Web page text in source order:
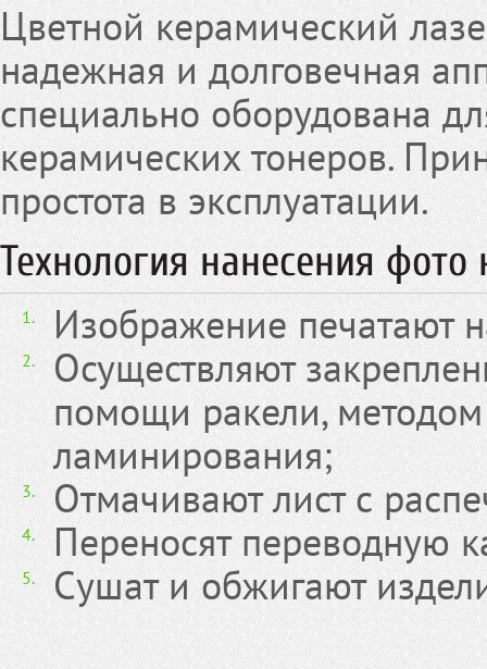
Цветной керамический
надежная и долговечная
специально оборудована
керамических тонеров.
простота в эксплуатации.
Технология нанесения
Изображение печатают
Осуществляют
помощи ракели,
ламинирования;
Отмачивают лист с
Переносят переводную
Сушат и обжигают